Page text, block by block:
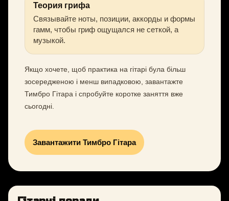
Теория грифа
Связывайте ноты, позиции, аккорды и формы
гамм, чтобы гриф ощущался не сеткой, а
музыкой.
Якщо хочете, щоб практика на гітарі була більш
зосередженою і менш випадковою, завантажте
Тимбро Гітара і спробуйте коротке заняття вже
сьогодні.
Завантажити Тимбро Гітара